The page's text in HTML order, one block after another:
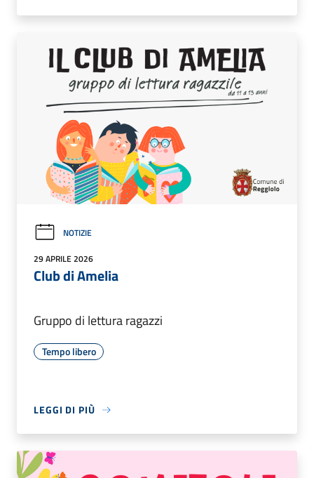
NOTIZIE
29 APRILE 2026
Club di Amelia
Gruppo di lettura ragazzi
Tempo libero
LEGGI DI PIÙ